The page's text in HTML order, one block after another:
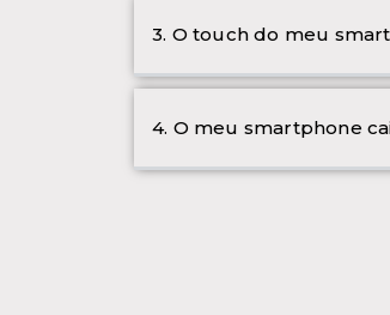
3. O touch do meu
4. O meu smartphone